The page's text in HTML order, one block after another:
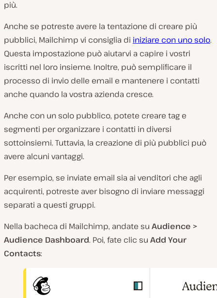
più.
Anche se potreste avere la tentazione di creare più
pubblici, Mailchimp vi consiglia di iniziare con uno solo.
Questa impostazione può aiutarvi a capire i vostri
iscritti nel loro insieme. Inoltre, può semplificare il
processo di invio delle email e mantenere i contatti
anche quando la vostra azienda cresce.
Anche con un solo pubblico, potete creare tag e
segmenti per organizzare i contatti in diversi
sottoinsiemi. Tuttavia, la creazione di più pubblici può
avere alcuni vantaggi.
Per esempio, se inviate email sia ai venditori che agli
acquirenti, potreste aver bisogno di inviare messaggi
separati a questi gruppi.
Nella bacheca di Mailchimp, andate su Audience >
Audience Dashboard. Poi, fate clic su Add Your
Contacts: